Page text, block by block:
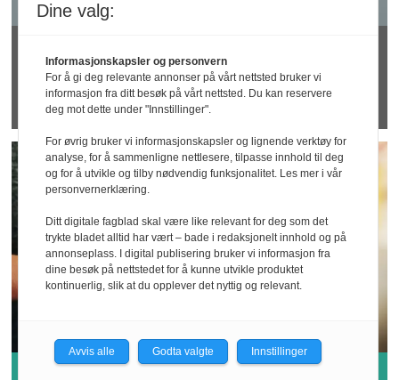
Rapport: KI kan
utfordre arbeidsmiljøet
Dine valg:
Informasjonskapsler og personvern
For å gi deg relevante annonser på vårt nettsted bruker vi
informasjon fra ditt besøk på vårt nettsted. Du kan reservere
deg mot dette under "Innstillinger".
For øvrig bruker vi informasjonskapsler og lignende verktøy for
analyse, for å sammenligne nettlesere, tilpasse innhold til deg
og for å utvikle og tilby nødvendig funksjonalitet. Les mer i vår
personvernerklæring.
Ditt digitale fagblad skal være like relevant for deg som det
trykte bladet alltid har vært – bade i redaksjonelt innhold og på
annonseplass. I digital publisering bruker vi informasjon fra
dine besøk på nettstedet for å kunne utvikle produktet
kontinuerlig, slik at du opplever det nyttig og relevant.
Avvis alle Godta valgte Innstillinger